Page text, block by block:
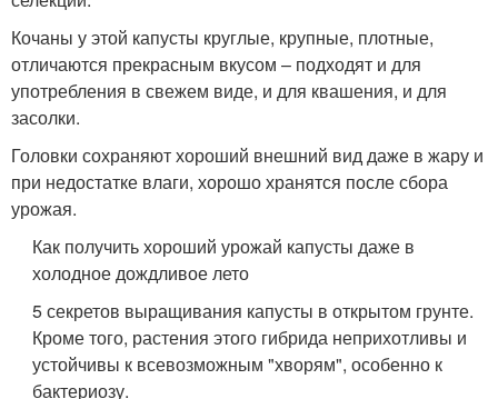
Кочаны у этой капусты круглые, крупные, плотные,
отличаются прекрасным вкусом – подходят и для
употребления в свежем виде, и для квашения, и для
засолки.
Головки сохраняют хороший внешний вид даже в жару и
при недостатке влаги, хорошо хранятся после сбора
урожая.
Как получить хороший урожай капусты даже в
холодное дождливое лето
5 секретов выращивания капусты в открытом грунте.
Кроме того, растения этого гибрида неприхотливы и
устойчивы к всевозможным "хворям", особенно к
бактериозу.